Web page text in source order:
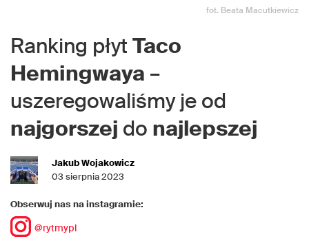
fot. Beata Macutkiewicz
Ranking płyt Taco
Hemingwaya –
uszeregowaliśmy je od
najgorszej do najlepszej
Jakub Wojakowicz
03 sierpnia 2023
Obserwuj nas na instagramie:
@rytmypl